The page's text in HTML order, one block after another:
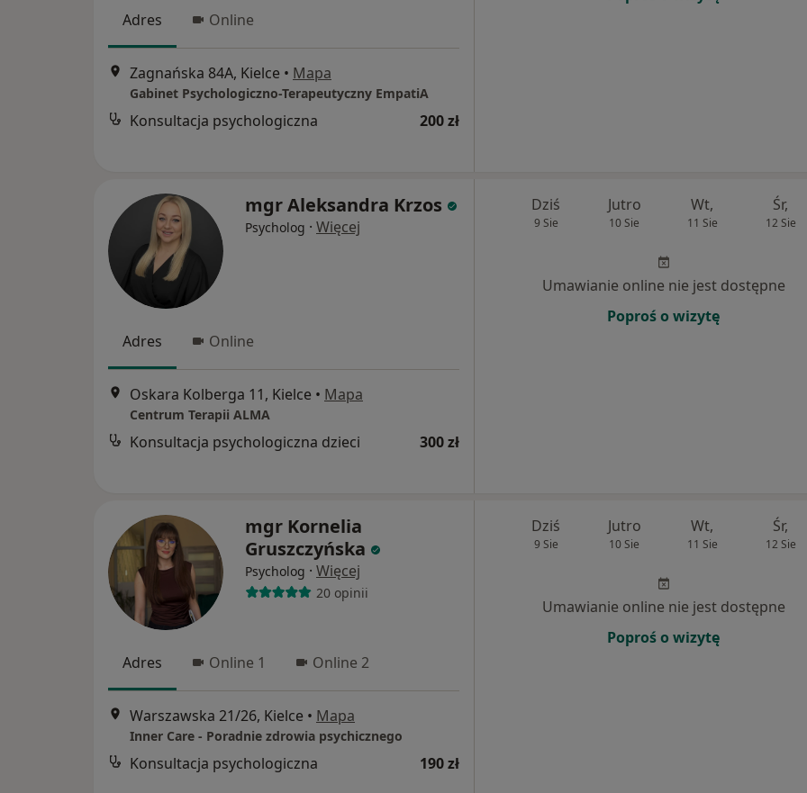
Adres Online
Zagnańska 84A, Kielce • Mapa
Gabinet Psychologiczno-Terapeutyczny EmpatiA
Konsultacja psychologiczna 200 zł
mgr Aleksandra Krzos
Psycholog · Więcej
Adres Online
Oskara Kolberga 11, Kielce • Mapa
Centrum Terapii ALMA
Konsultacja psychologiczna dzieci 300 zł
Dziś
9 Sie
Jutro
10 Sie
Wt,
11 Sie
Śr,
12 Sie
Umawianie online nie jest dostępne
Poproś o wizytę
mgr Kornelia
Gruszczyńska
Psycholog · Więcej
20 opinii
Adres Online 1 Online 2
Warszawska 21/26, Kielce • Mapa
Inner Care - Poradnie zdrowia psychicznego
Konsultacja psychologiczna 190 zł
Dziś
9 Sie
Jutro
10 Sie
Wt,
11 Sie
Śr,
12 Sie
Umawianie online nie jest dostępne
Poproś o wizytę